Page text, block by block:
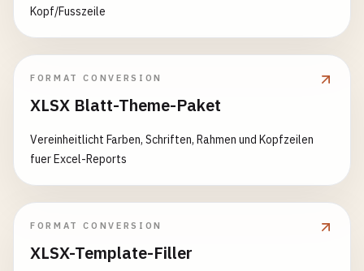
Kopf/Fusszeile
FORMAT CONVERSION
XLSX Blatt-Theme-Paket
Vereinheitlicht Farben, Schriften, Rahmen und Kopfzeilen
fuer Excel-Reports
FORMAT CONVERSION
XLSX-Template-Filler